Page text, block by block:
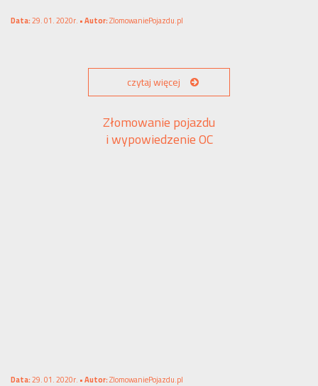
Data:29. 01. 2020r. •Autor:ZlomowaniePojazdu.pl
czytaj więcej
Złomowanie pojazdu
i wypowiedzenie OC
Data:29. 01. 2020r. •Autor:ZlomowaniePojazdu.pl